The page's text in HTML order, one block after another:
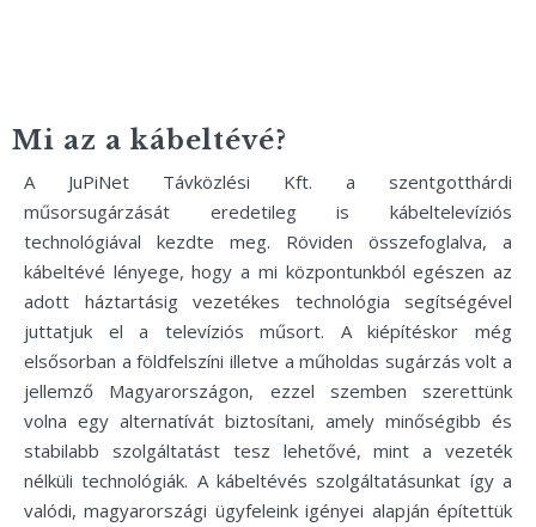
Mi az a kábeltévé?
A JuPiNet Távközlési Kft. a szentgotthárdi
műsorsugárzását eredetileg is kábeltelevíziós
technológiával kezdte meg. Röviden összefoglalva, a
kábeltévé lényege, hogy a mi központunkból egészen az
adott háztartásig vezetékes technológia segítségével
juttatjuk el a televíziós műsort. A kiépítéskor még
elsősorban a földfelszíni illetve a műholdas sugárzás volt a
jellemző Magyarországon, ezzel szemben szerettünk
volna egy alternatívát biztosítani, amely minőségibb és
stabilabb szolgáltatást tesz lehetővé, mint a vezeték
nélküli technológiák. A kábeltévés szolgáltatásunkat így a
valódi, magyarországi ügyfeleink igényei alapján építettük